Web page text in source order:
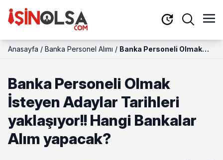
Anasayfa / Banka Personel Alımı / Banka Personeli Olmak
Bankalar Alım yapacak?
Banka Personeli Olmak
İsteyen Adaylar Tarihleri
yaklaşıyor!! Hangi Bankalar
Alım yapacak?